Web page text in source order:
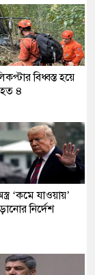
বিধ্বস্ত হয়ে
৪
‘কমে যাওয়ায়’
নির্দেশ